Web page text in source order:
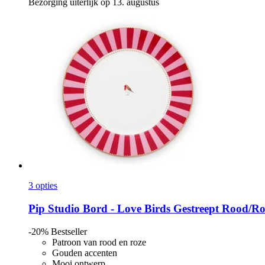
Bezorging uiterlijk op 13. augustus
3 opties
Pip Studio Bord -​ Love Birds Gestreept Rood/
-20% Bestseller
Patroon van rood en roze
Gouden accenten